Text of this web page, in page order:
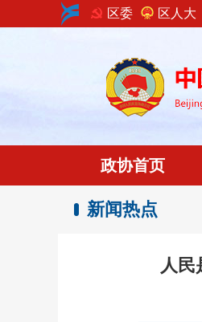
区委 区人大
政协首页
新闻热点
人民